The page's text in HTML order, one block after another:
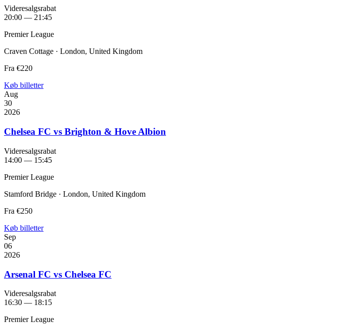
Videresalgsrabat
20:00 — 21:45
Premier League
Craven Cottage · London, United Kingdom
Fra €220
Køb billetter
Aug
30
2026
Chelsea FC vs Brighton & Hove Albion
Videresalgsrabat
14:00 — 15:45
Premier League
Stamford Bridge · London, United Kingdom
Fra €250
Køb billetter
Sep
06
2026
Arsenal FC vs Chelsea FC
Videresalgsrabat
16:30 — 18:15
Premier League